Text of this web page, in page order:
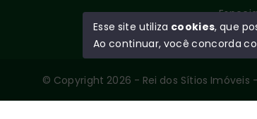
© Copyright 2026 - Rei dos Sítios Imóveis
Esse site utiliza cookies, que
Ao continuar, você concorda